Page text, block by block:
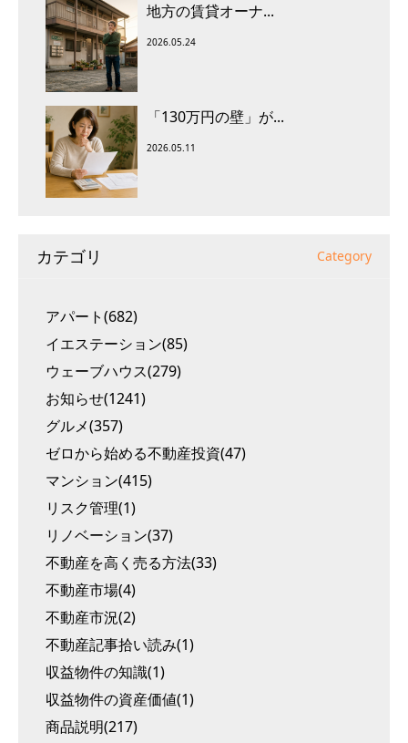
地方の賃貸オーナ...
2026.05.24
「130万円の壁」が...
2026.05.11
カテゴリ Category
アパート(682)
イエステーション(85)
ウェーブハウス(279)
お知らせ(1241)
グルメ(357)
ゼロから始める不動産投資(47)
マンション(415)
リスク管理(1)
リノベーション(37)
不動産を高く売る方法(33)
不動産市場(4)
不動産市況(2)
不動産記事拾い読み(1)
収益物件の知識(1)
収益物件の資産価値(1)
商品説明(217)